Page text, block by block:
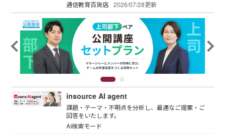
通信教育百貨店 2026/07/28更新
insource AI agent
課題・テーマ・不明点を分析し、最適なご提案・ご
回答をいたします。
AI検索モード